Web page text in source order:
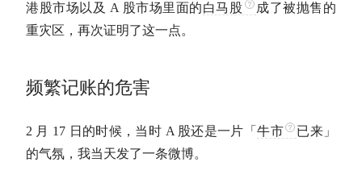
港股市场以及 A 股市场里面的白马股
成了被抛售的
重灾区，再次证明了这一点。
频繁记账的危害
2 月 17 日的时候，当时 A 股还是一片「牛市
已来」
的气氛，我当天发了一条微博。